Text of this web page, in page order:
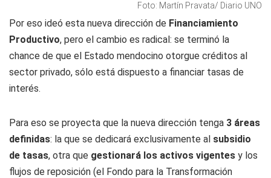
Foto: Martín Pravata/ Diario UNO
Por eso ideó esta nueva dirección de Financiamiento
Productivo, pero el cambio es radical: se terminó la
chance de que el Estado mendocino otorgue créditos al
sector privado, sólo está dispuesto a financiar tasas de
interés.
Para eso se proyecta que la nueva dirección tenga 3 áreas
definidas: la que se dedicará exclusivamente al subsidio
de tasas, otra que gestionará los activos vigentes y los
flujos de reposición (el Fondo para la Transformación